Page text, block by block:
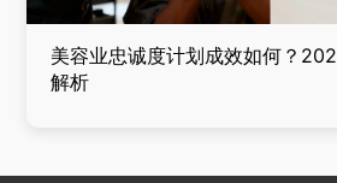
美容业忠诚度计划成效如何？
解析